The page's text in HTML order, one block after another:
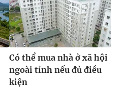
Có thể mua nhà ở xã hội
ngoài tỉnh nếu đủ điều
kiện